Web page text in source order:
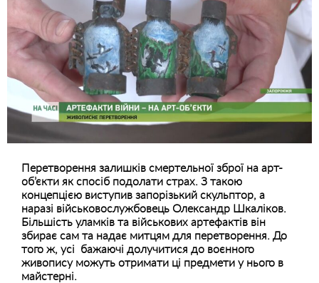
Перетворення залишків смертельної зброї на арт-
об’єкти як спосіб подолати страх. З такою
концепцією виступив запорізький скульптор, а
наразі військовослужбовець Олександр Шкаліков.
Більшість уламків та військових артефактів він
збирає сам та надає митцям для перетворення. До
того ж, усі бажаючі долучитися до воєнного
живопису можуть отримати ці предмети у нього в
майстерні.